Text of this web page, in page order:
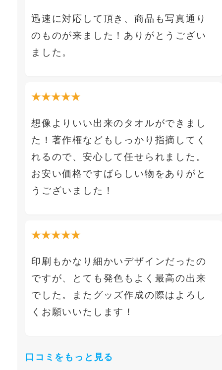
迅速に対応して頂き、商品も写真通り
のものが来ました！ありがとうござい
ました。
★★★★★
想像よりいい出来のタオルができまし
た！著作権などもしっかり指摘してく
れるので、安心して任せられました。
お安い価格ですばらしい物をありがと
うございました！
★★★★★
印刷もかなり細かいデザインだったの
ですが、とても発色もよく最高の出来
でした。またグッズ作成の際はよろし
くお願いいたします！
口コミをもっと見る